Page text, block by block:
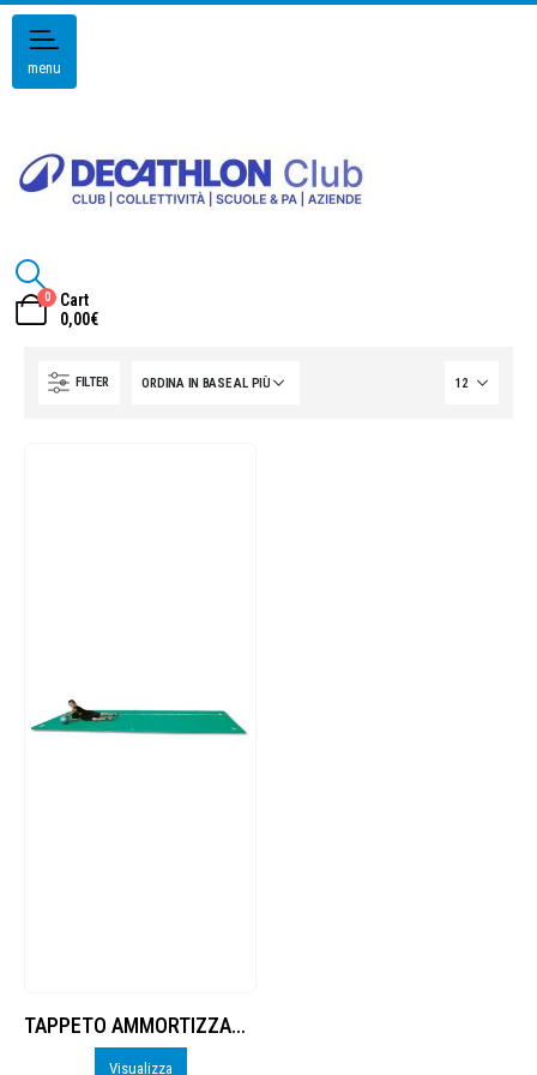
menu
0
Cart
0,00€
FILTER
TAPPETO AMMORTIZZANTE dim.
Visualizza